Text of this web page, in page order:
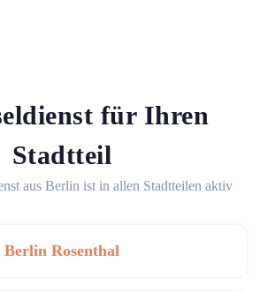
für Ihren
Stadtteil
aus Berlin ist in allen Stadtteilen aktiv
Berlin Rosenthal